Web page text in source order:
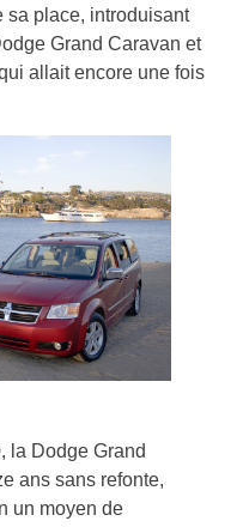
sa place, introduisant
Grand Caravan et
allait encore une fois
la Dodge Grand
ans sans refonte,
un moyen de